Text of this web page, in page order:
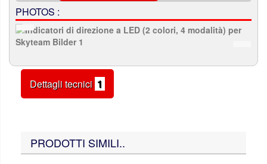
PHOTOS :
Dettagli tecnici 1
PRODOTTI SIMILI..